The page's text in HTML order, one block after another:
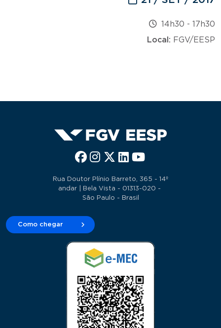
14h30 - 17h30
Local: FGV/EESP
Rua Doutor Plínio Barreto, 365 - 14º
andar | Bela Vista - 01313-020 -
São Paulo - Brasil
Como chegar